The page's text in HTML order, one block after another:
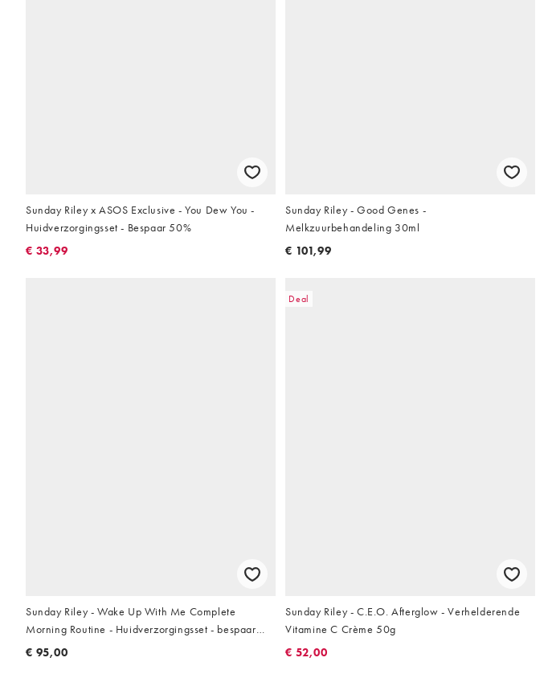
Sunday Riley x ASOS Exclusive - You Dew You -
Huidverzorgingsset - Bespaar 50%
€ 33,99
Sunday Riley - Good Genes -
Melkzuurbehandeling 30ml
€ 101,99
Sunday Riley - Wake Up With Me Complete
Morning Routine - Huidverzorgingsset - bespaar
55%
€ 95,00
Deal
Sunday Riley - C.E.O. Afterglow - Verhelderende
Vitamine C Crème 50g
€ 52,00